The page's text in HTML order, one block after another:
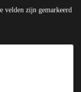
velden zijn gemarkeerd